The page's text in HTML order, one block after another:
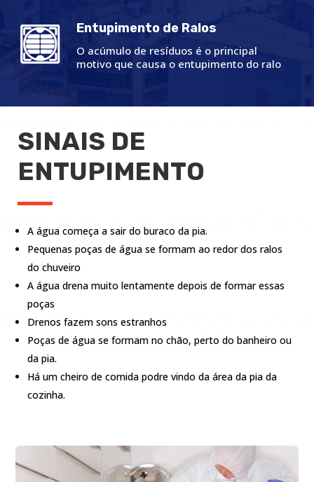
Entupimento de Ralos
O acúmulo de resíduos é o principal
motivo que causa o entupimento do ralo
SINAIS DE
ENTUPIMENTO
A água começa a sair do buraco da pia.
Pequenas poças de água se formam ao redor dos ralos
do chuveiro
A água drena muito lentamente depois de formar essas
poças
Drenos fazem sons estranhos
Poças de água se formam no chão, perto do banheiro ou
da pia.
Há um cheiro de comida podre vindo da área da pia da
cozinha.